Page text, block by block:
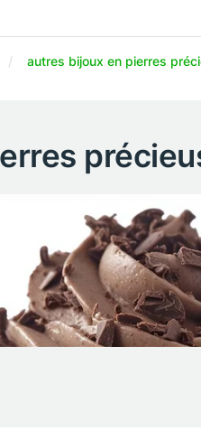
autres bijoux en pierres